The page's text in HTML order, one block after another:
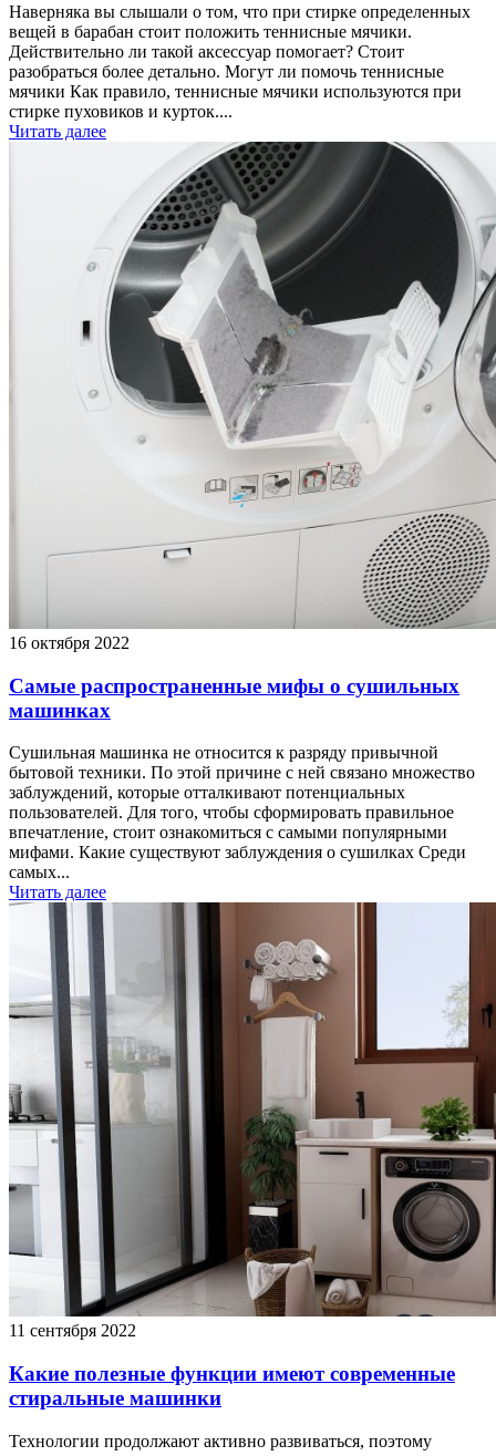
Наверняка вы слышали о том, что при стирке определенных
вещей в барабан стоит положить теннисные мячики.
Действительно ли такой аксессуар помогает? Стоит
разобраться более детально. Могут ли помочь теннисные
мячики Как правило, теннисные мячики используются при
стирке пуховиков и курток....
Читать далее
16 октября 2022
Самые распространенные мифы о сушильных
машинках
Сушильная машинка не относится к разряду привычной
бытовой техники. По этой причине с ней связано множество
заблуждений, которые отталкивают потенциальных
пользователей. Для того, чтобы сформировать правильное
впечатление, стоит ознакомиться с самыми популярными
мифами. Какие существуют заблуждения о сушилках Среди
самых...
Читать далее
11 сентября 2022
Какие полезные функции имеют современные
стиральные машинки
Технологии продолжают активно развиваться, поэтому